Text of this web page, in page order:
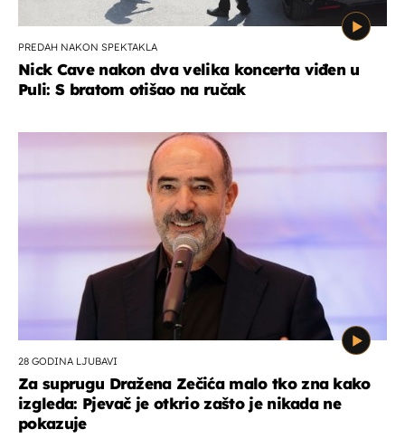
PREDAH NAKON SPEKTAKLA
Nick Cave nakon dva velika koncerta viđen u
Puli: S bratom otišao na ručak
28 GODINA LJUBAVI
Za suprugu Dražena Zečića malo tko zna kako
izgleda: Pjevač je otkrio zašto je nikada ne
pokazuje